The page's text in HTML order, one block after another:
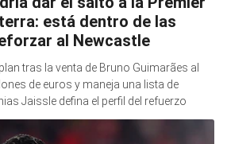
está dentro de las
al Newcastle
tras la venta de Bruno Guimarães al
de euros y maneja una lista de
Jaissle defina el perfil del refuerzo